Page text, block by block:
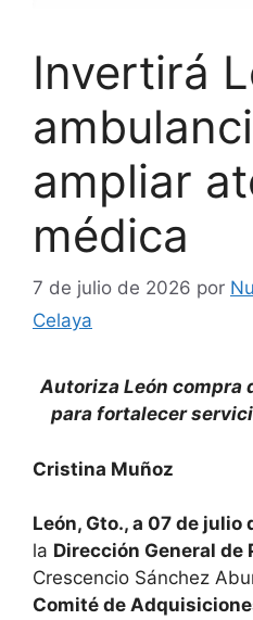
Invertirá
ampliar
médica
7 de julio de 2026 por
Celaya
Autoriza León compra
para fortalecer
Cristina Muñoz
León, Gto., a 07 de julio
la Dirección General de
Crescencio Sánchez
Comité de